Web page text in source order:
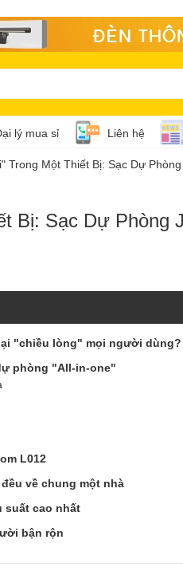
lý mua sỉ Liên hệ
Trong Một Thiết Bị: Sạc Dự
Bị: Sạc Dự Phòng
"chiều lòng" mọi người dùng?
phòng "All-in-one"
L012
về chung một nhà
suất cao nhất
bận rộn